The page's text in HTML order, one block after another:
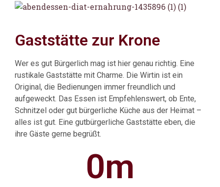
Italienisch
Gaststätte zur Krone
Wer es gut Bürgerlich mag ist hier genau richtig. Eine
rustikale Gaststätte mit Charme. Die Wirtin ist ein
Original, die Bedienungen immer freundlich und
aufgeweckt. Das Essen ist Empfehlenswert, ob Ente,
Schnitzel oder gut bürgerliche Küche aus der Heimat –
alles ist gut. Eine gutbürgerliche Gaststätte eben, die
ihre Gäste gerne begrüßt.
0m